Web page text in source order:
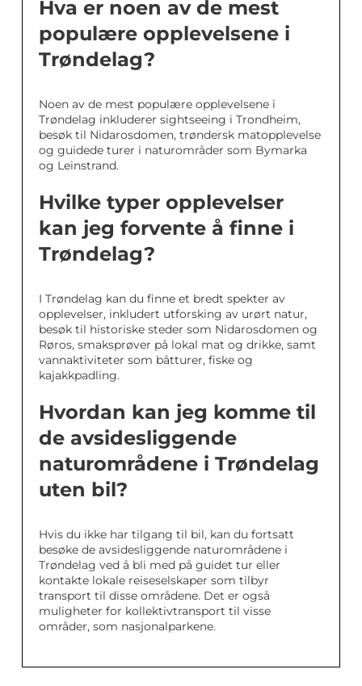
Hva er noen av de mest
populære opplevelsene i
Trøndelag?
Noen av de mest populære opplevelsene i
Trøndelag inkluderer sightseeing i Trondheim,
besøk til Nidarosdomen, trøndersk matopplevelse
og guidede turer i naturområder som Bymarka
og Leinstrand.
Hvilke typer opplevelser
kan jeg forvente å finne i
Trøndelag?
I Trøndelag kan du finne et bredt spekter av
opplevelser, inkludert utforsking av urørt natur,
besøk til historiske steder som Nidarosdomen og
Røros, smaksprøver på lokal mat og drikke, samt
vannaktiviteter som båtturer, fiske og
kajakkpadling.
Hvordan kan jeg komme til
de avsidesliggende
naturområdene i Trøndelag
uten bil?
Hvis du ikke har tilgang til bil, kan du fortsatt
besøke de avsidesliggende naturområdene i
Trøndelag ved å bli med på guidet tur eller
kontakte lokale reiseselskaper som tilbyr
transport til disse områdene. Det er også
muligheter for kollektivtransport til visse
områder, som nasjonalparkene.